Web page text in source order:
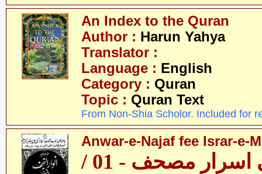
An Index to the Quran
Author : Harun Yahya
Translator :
Language : English
Category : Quran
Topic : Quran Text
From Non-Shia Scholor. Included for
Anwar-e-Najaf fee Israr-e-
انوارِ نجف فی اسرار مصحف - 01 /